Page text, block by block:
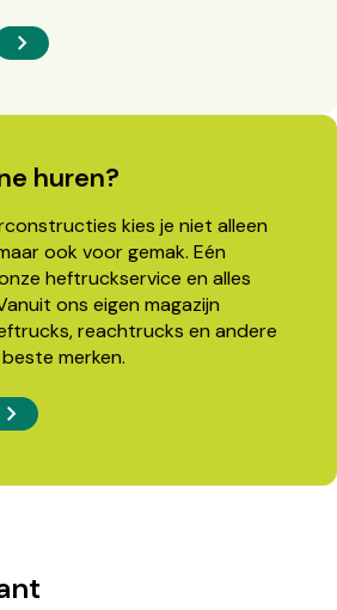
huren?
kies je niet alleen
ook voor gemak. Eén
heftruckservice en alles
ons eigen magazijn
reachtrucks en andere
merken.